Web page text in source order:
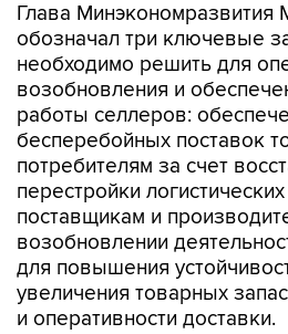
Глава Минэкономразвития
обозначал три ключевые
необходимо решить для
возобновления и
работы селлеров:
бесперебойных поставок
потребителям за счет
перестройки
поставщикам и
возобновлении
для повышения
увеличения товарных
и оперативности доставки.